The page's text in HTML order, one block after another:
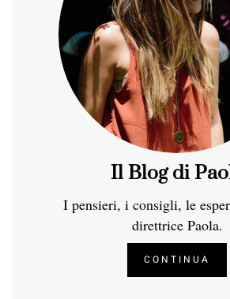
Il Blog di
I pensieri, i consigli, le
direttrice Paola.
CONTINUA